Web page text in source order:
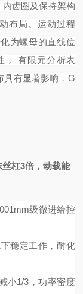
齿圈及保持架构
布局。运动过程
为螺母的直线位
。有限元分析表
有显著影响， G
丝杠3倍，动载能
级微进给控
稳定工作，耐化
小1/3，功率密度